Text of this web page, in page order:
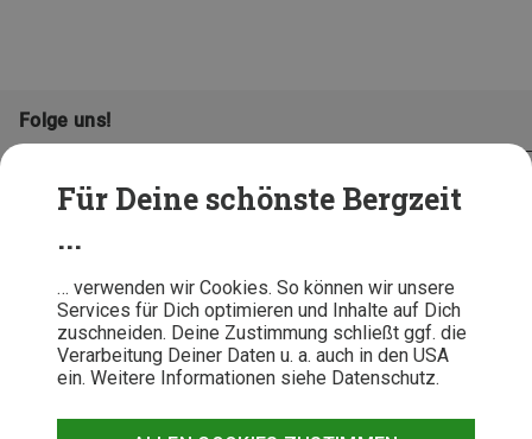
Für Deine schönste Bergzeit
...
… verwenden wir Cookies. So können wir unsere
Services für Dich optimieren und Inhalte auf Dich
zuschneiden. Deine Zustimmung schließt ggf. die
Verarbeitung Deiner Daten u. a. auch in den USA
ein. Weitere Informationen siehe Datenschutz.
Folge uns!